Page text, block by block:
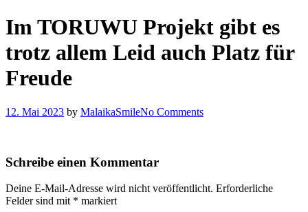
Im TORUWU Projekt gibt es
trotz allem Leid auch Platz für
Freude
12. Mai 2023 by MalaikaSmileNo Comments
Schreibe einen Kommentar
Deine E-Mail-Adresse wird nicht veröffentlicht. Erforderliche
Felder sind mit * markiert